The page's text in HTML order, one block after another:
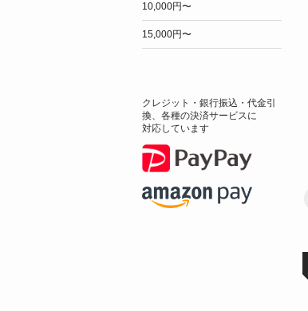
10,000円〜
15,000円〜
クレジット・銀行振込・代金引
換、各種の決済サービスに
対応しています